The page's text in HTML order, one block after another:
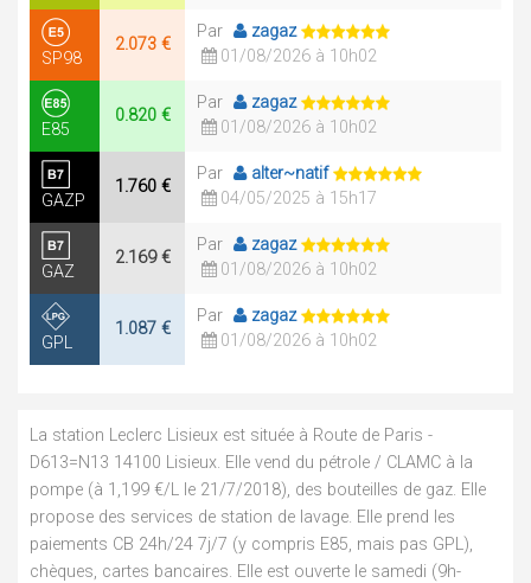
SP98
2.073 €
Par
zagaz
01/08/2026 à 10h02
E85
0.820 €
Par
zagaz
01/08/2026 à 10h02
GAZP
1.760 €
Par
alter~natif
04/05/2025 à 15h17
GAZ
2.169 €
Par
zagaz
01/08/2026 à 10h02
GPL
1.087 €
Par
zagaz
01/08/2026 à 10h02
La station Leclerc Lisieux est située à Route de Paris -
D613=N13 14100 Lisieux. Elle vend du pétrole / CLAMC à la
pompe (à 1,199 €/L le 21/7/2018), des bouteilles de gaz. Elle
propose des services de station de lavage. Elle prend les
paiements CB 24h/24 7j/7 (y compris E85, mais pas GPL),
chèques, cartes bancaires. Elle est ouverte le samedi (9h-